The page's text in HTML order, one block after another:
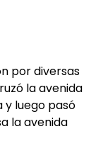
por diversas
la avenida
y luego pasó
la avenida